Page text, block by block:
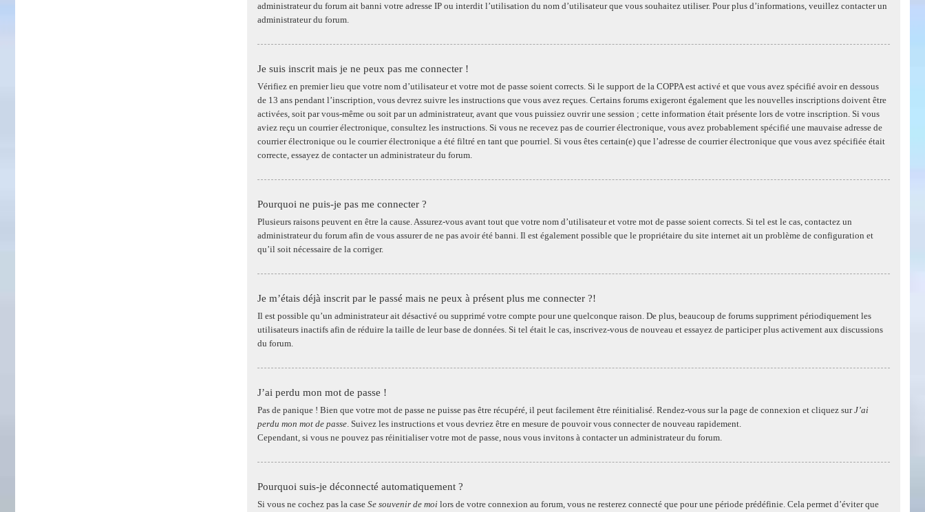
administrateur du forum ait banni votre adresse IP ou interdit l’utilisation du nom d’utilisateur que vous souhaitez utiliser. Pour plus d’informations, veuillez contacter un
administrateur du forum.
Je suis inscrit mais je ne peux pas me connecter !
Vérifiez en premier lieu que votre nom d’utilisateur et votre mot de passe soient corrects. Si le support de la COPPA est activé et que vous avez spécifié avoir en dessous
de 13 ans pendant l’inscription, vous devrez suivre les instructions que vous avez reçues. Certains forums exigeront également que les nouvelles inscriptions doivent être
activées, soit par vous-même ou soit par un administrateur, avant que vous puissiez ouvrir une session ; cette information était présente lors de votre inscription. Si vous
aviez reçu un courrier électronique, consultez les instructions. Si vous ne recevez pas de courrier électronique, vous avez probablement spécifié une mauvaise adresse de
courrier électronique ou le courrier électronique a été filtré en tant que pourriel. Si vous êtes certain(e) que l’adresse de courrier électronique que vous avez spécifiée était
correcte, essayez de contacter un administrateur du forum.
Pourquoi ne puis-je pas me connecter ?
Plusieurs raisons peuvent en être la cause. Assurez-vous avant tout que votre nom d’utilisateur et votre mot de passe soient corrects. Si tel est le cas, contactez un
administrateur du forum afin de vous assurer de ne pas avoir été banni. Il est également possible que le propriétaire du site internet ait un problème de configuration et
qu’il soit nécessaire de la corriger.
Je m’étais déjà inscrit par le passé mais ne peux à présent plus me connecter ?!
Il est possible qu’un administrateur ait désactivé ou supprimé votre compte pour une quelconque raison. De plus, beaucoup de forums suppriment périodiquement les
utilisateurs inactifs afin de réduire la taille de leur base de données. Si tel était le cas, inscrivez-vous de nouveau et essayez de participer plus activement aux discussions
du forum.
J’ai perdu mon mot de passe !
Pas de panique ! Bien que votre mot de passe ne puisse pas être récupéré, il peut facilement être réinitialisé. Rendez-vous sur la page de connexion et cliquez surJ’ai
perdu mon mot de passe. Suivez les instructions et vous devriez être en mesure de pouvoir vous connecter de nouveau rapidement.
Cependant, si vous ne pouvez pas réinitialiser votre mot de passe, nous vous invitons à contacter un administrateur du forum.
Pourquoi suis-je déconnecté automatiquement ?
Si vous ne cochez pas la caseSe souvenir de moi lors de votre connexion au forum, vous ne resterez connecté que pour une période prédéfinie. Cela permet d’éviter que